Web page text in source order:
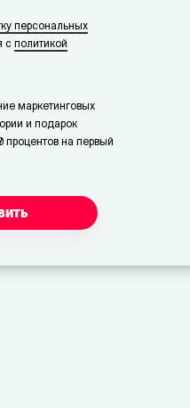
персональных
с политикой
маркетинговых
и подарок
процентов на первый